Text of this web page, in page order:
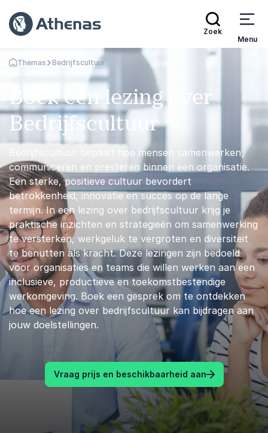
Zoek
Menu
Terug naar de startpagina
Themas Bedrijfscultuur
Boek een lezing over
Bedrijfscultuur
Bedrijfscultuur bepaalt hoe mensen samenwerken,
communiceren en presteren binnen een organisatie.
Een sterke, positieve cultuur bevordert
betrokkenheid, innovatie en succes op de lange
termijn. In een lezing over bedrijfscultuur krijg je
praktische inzichten en strategieën om samenwerking
te versterken, werkgeluk te vergroten en diversiteit
te benutten als kracht. Deze lezingen zijn bedoeld
voor organisaties en teams die willen werken aan een
inclusieve, productieve en toekomstbestendige
werkomgeving. Boek een gesprek om te ontdekken
hoe een lezing over bedrijfscultuur kan bijdragen aan
jouw doelstellingen.
Vraag prijs en beschikbaarheid aan